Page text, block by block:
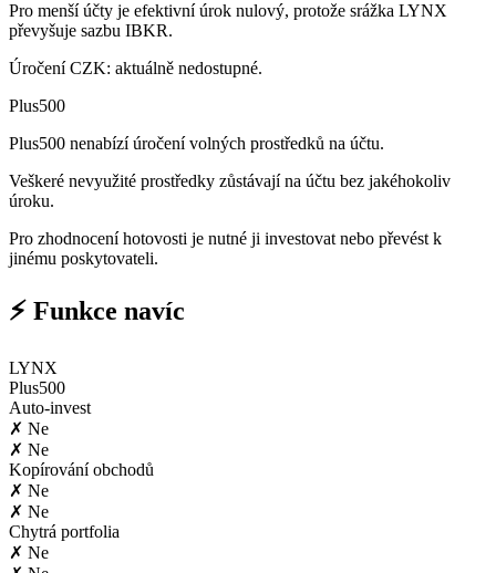
Pro menší účty je efektivní úrok nulový, protože srážka LYNX
převyšuje sazbu IBKR.
Úročení CZK: aktuálně nedostupné.
Plus500
Plus500 nenabízí úročení volných prostředků na účtu.
Veškeré nevyužité prostředky zůstávají na účtu bez jakéhokoliv
úroku.
Pro zhodnocení hotovosti je nutné ji investovat nebo převést k
jinému poskytovateli.
⚡ Funkce navíc
LYNX
Plus500
Auto-invest
✗ Ne
✗ Ne
Kopírování obchodů
✗ Ne
✗ Ne
Chytrá portfolia
✗ Ne